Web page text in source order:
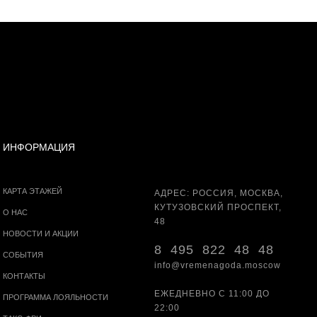
ИНФОРМАЦИЯ
КАРТА ЭТАЖЕЙ
О НАС
НОВОСТИ И АКЦИИ
СОБЫТИЯ
КОНТАКТЫ
ПРОГРАММА ЛОЯЛЬНОСТИ
АДРЕС: РОССИЯ, МОСКВА,
КУТУЗОВСКИЙ ПРОСПЕКТ,
48
8 495 822 48 48
info@vremenagoda.moscow
ЕЖЕДНЕВНО С 11:00 ДО
22:00